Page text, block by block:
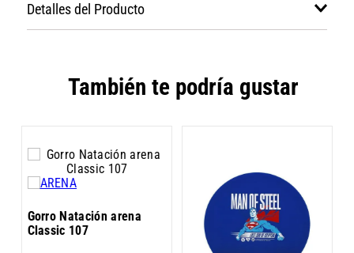
Detalles del Producto
También te podría gustar
Gorro Natación arena
Classic 107